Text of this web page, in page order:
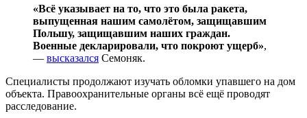
«Всё указывает на то, что это была ракета,
выпущенная нашим самолётом, защищавшим
Польшу, защищавшим наших граждан.
Военные декларировали, что покроют ущерб»,
— высказался Семоняк.
Специалисты продолжают изучать обломки упавшего на дом
объекта. Правоохранительные органы всё ещё проводят
расследование.